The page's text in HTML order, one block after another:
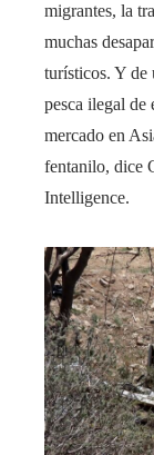
migrantes, la
muchas
turísticos. Y de
pesca ilegal de
mercado en
fentanilo, dice
Intelligence.